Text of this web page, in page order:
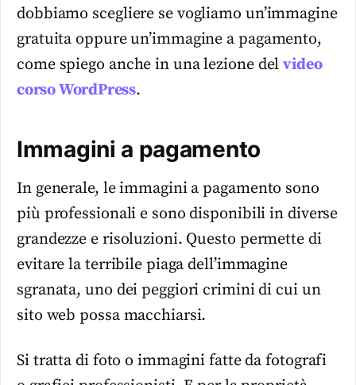
dobbiamo scegliere se vogliamo un’immagine
gratuita oppure un’immagine a pagamento,
come spiego anche in una lezione delvideo
corso WordPress.
Immagini a pagamento
In generale, le immagini a pagamento sono
più professionali e sono disponibili in diverse
grandezze e risoluzioni. Questo permette di
evitare la terribile piaga dell’immagine
sgranata, uno dei peggiori crimini di cui un
sito web possa macchiarsi.
Si tratta di foto o immagini fatte da fotografi